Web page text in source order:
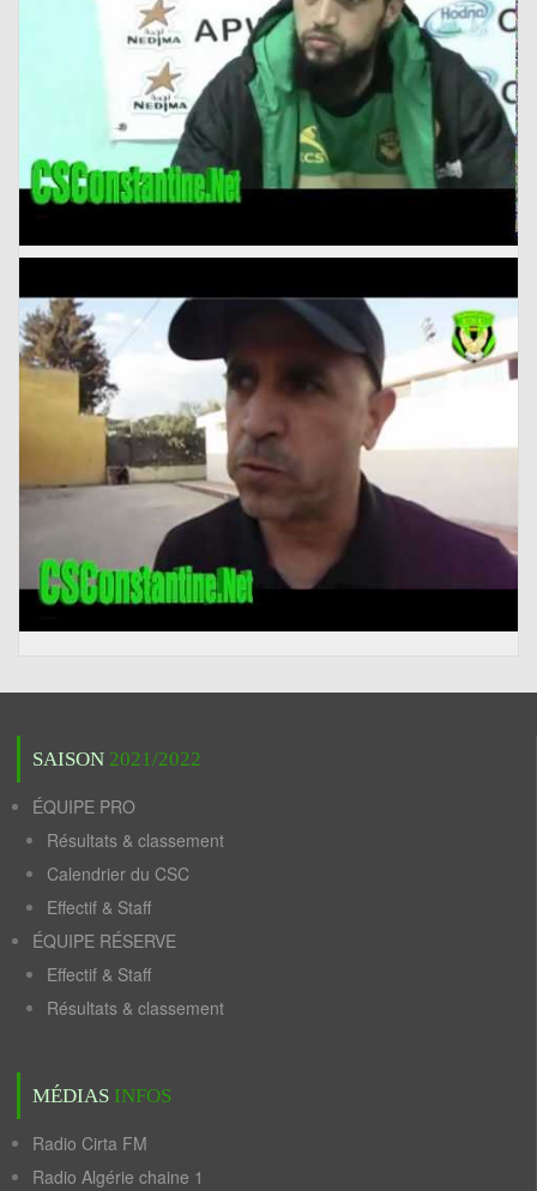
SAISON 2021/2022
ÉQUIPE PRO
Résultats & classement
Calendrier du CSC
Effectif & Staff
ÉQUIPE RÉSERVE
Effectif & Staff
Résultats & classement
MÉDIAS INFOS
Radio Cirta FM
Radio Algérie chaine 1